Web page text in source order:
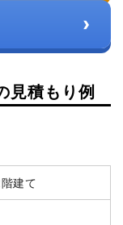
›
見積もり例
建て